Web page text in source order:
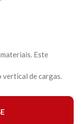
Este
vertical de cargas.